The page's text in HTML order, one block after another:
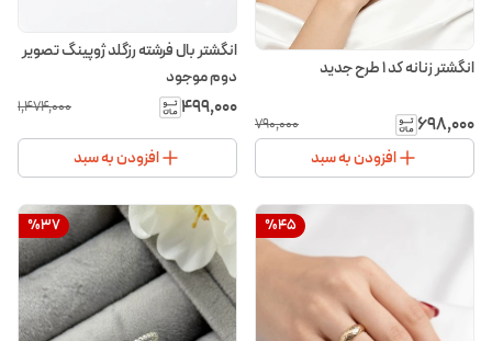
انگشتر زنانه کد ۱ طرح جدید
۶۹۸٬۰۰۰ ۷۹۰٬۰۰۰
افزودن به سبد
انگشتر بال فرشته رزگلد ژوپینگ تصویر
دوم موجود
۴۹۹٬۰۰۰ ۱٬۴۷۴٬۰۰۰
افزودن به سبد
%45
%37